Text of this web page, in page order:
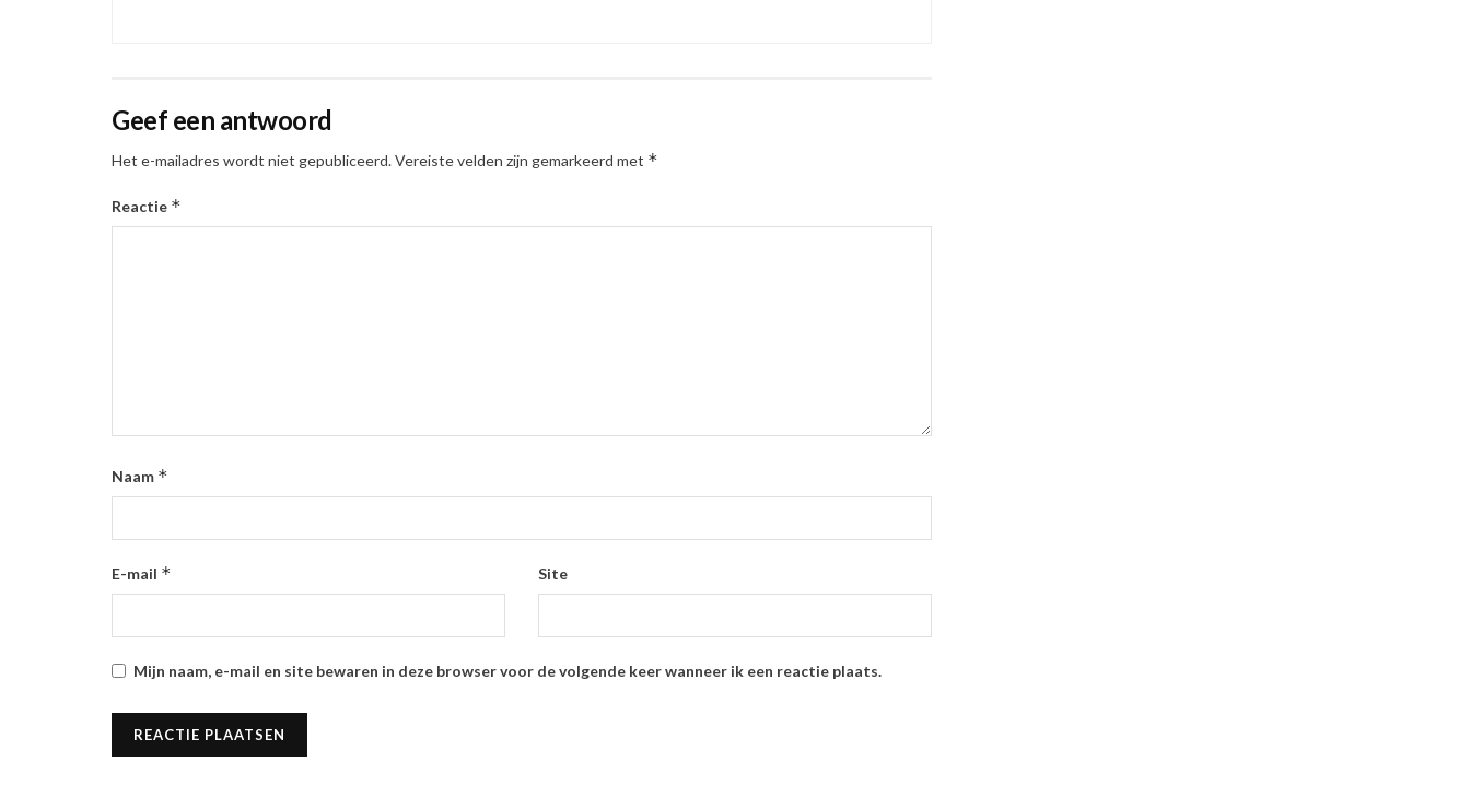
Geef een antwoord
Het e-mailadres wordt niet gepubliceerd.Vereiste velden zijn gemarkeerd met *
Reactie *
Naam *
E-mail * Site
Mijn naam, e-mail en site bewaren in deze browser voor de volgende keer wanneer ik een reactie plaats.